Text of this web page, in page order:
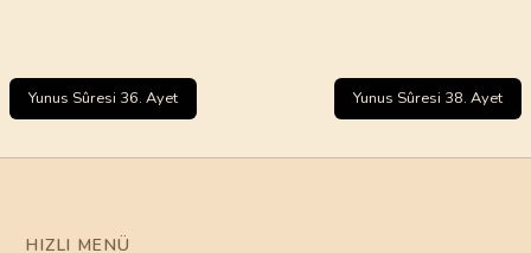
Yunus Sûresi 36. Ayet Yunus Sûresi 38. Ayet
HIZLI MENÜ